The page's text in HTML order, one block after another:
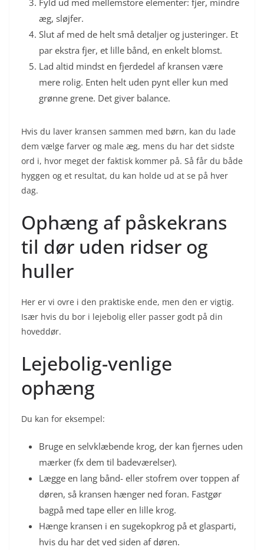
æg, sløjfer.
Slut af med de helt små detaljer og justeringer. Et
par ekstra fjer, et lille bånd, en enkelt blomst.
Lad altid mindst en fjerdedel af kransen være
mere rolig. Enten helt uden pynt eller kun med
grønne grene. Det giver balance.
Hvis du laver kransen sammen med børn, kan du lade
dem vælge farver og male æg, mens du har det sidste
ord i, hvor meget der faktisk kommer på. Så får du både
hyggen og et resultat, du kan holde ud at se på hver
dag.
Ophæng af påskekrans
til dør uden ridser og
huller
Her er vi ovre i den praktiske ende, men den er vigtig.
Især hvis du bor i lejebolig eller passer godt på din
hoveddør.
Lejebolig-venlige
ophæng
Du kan for eksempel:
Bruge en selvklæbende krog, der kan fjernes uden
mærker (fx dem til badeværelser).
Lægge en lang bånd- eller stofrem over toppen af
døren, så kransen hænger ned foran. Fastgør
bagpå med tape eller en lille krog.
Hænge kransen i en sugekopkrog på et glasparti,
hvis du har det ved siden af døren.